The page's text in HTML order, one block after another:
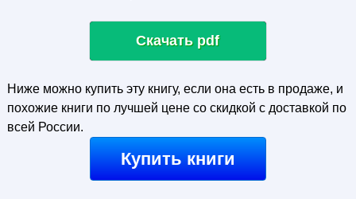
Скачать pdf
Ниже можно купить эту книгу, если она есть в продаже, и
похожие книги по лучшей цене со скидкой с доставкой по
всей России.
Купить книги